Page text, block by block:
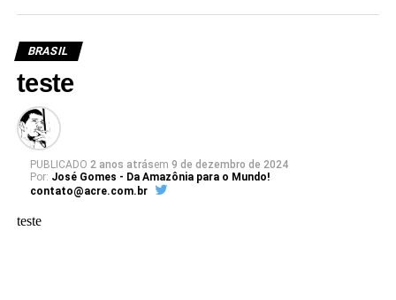
BRASIL
teste
PUBLICADO 2 anos atrásem 9 de dezembro de 2024
Por: José Gomes - Da Amazônia para o Mundo!
contato@acre.com.br
teste